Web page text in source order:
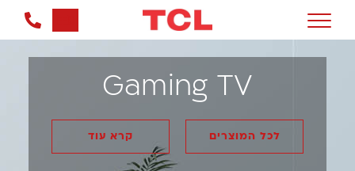
Gaming TV
לכל המוצרים קרא עוד